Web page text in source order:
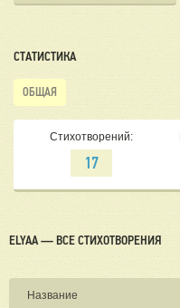
СТАТИСТИКА
ОБЩАЯ
Стихотворений:
17
ELYAA — ВСЕ СТИХОТВОРЕНИЯ
Название